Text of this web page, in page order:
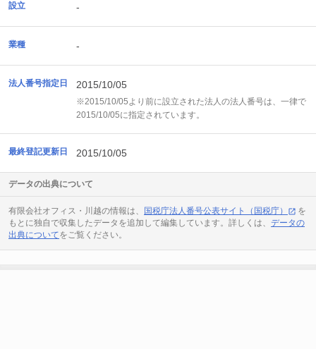
設立 -
業種 -
法人番号指定日 2015/10/05
※2015/10/05より前に設立された法人の法人番号は、一律で
2015/10/05に指定されています。
最終登記更新日 2015/10/05
データの出典について
有限会社オフィス・川越の情報は、 国税庁法人番号公表サイト（国税庁）
を
もとに独自で収集したデータを追加して編集しています。詳しくは、 データの
出典についてをご覧ください。